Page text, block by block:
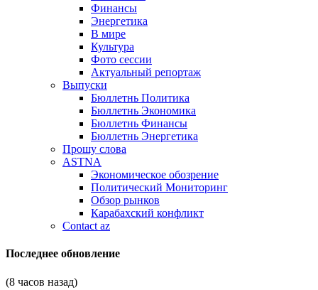
Финансы
Энергетика
В мире
Культура
Фото сессии
Актуальный репортаж
Выпуски
Бюллетнь Политика
Бюллетнь Экономика
Бюллетнь Финансы
Бюллетнь Энергетика
Прошу слова
ASTNA
Экономическое обозрение
Политический Мониторинг
Обзор рынков
Карабахский конфликт
Contact az
Последнее обновление
(8 часов назад)